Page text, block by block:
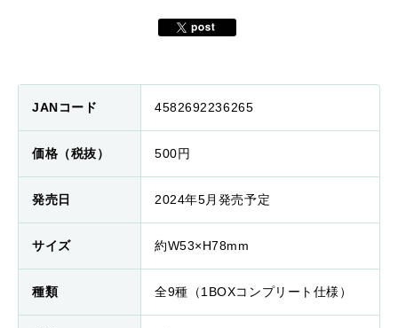
JANコード 4582692236265
価格（税抜） 500円
発売日 2024年5月発売予定
サイズ 約W53×H78mm
種類 全9種（1BOXコンプリート仕様）